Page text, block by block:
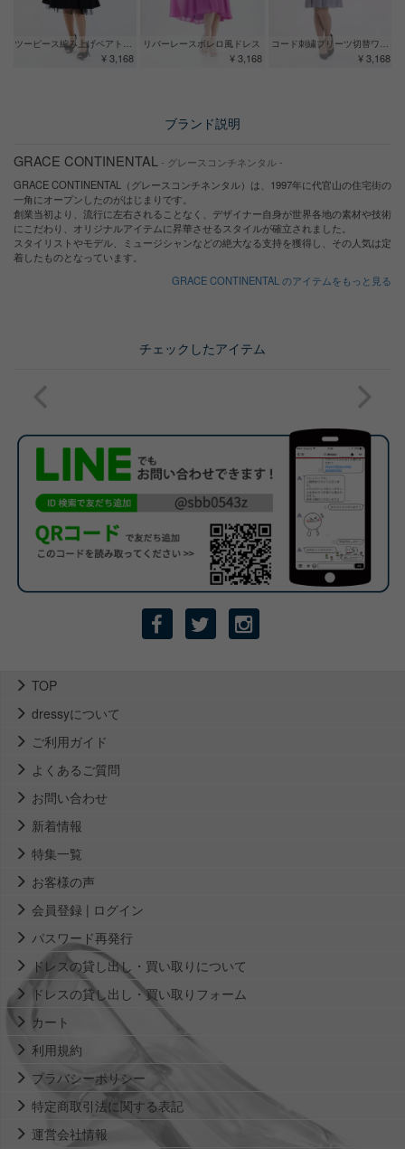
リバーレースボレロ風ドレス
¥ 3,168
コード刺繍プリーツ切替ワンピース
¥ 3,168
¥ 3,168
ブランド説明
GRACE CONTINENTAL - グレースコンチネンタル -
GRACE CONTINENTAL（グレースコンチネンタル）は、1997年に代官山の住宅街の
一角にオープンしたのがはじまりです。
創業当初より、流行に左右されることなく、デザイナー自身が世界各地の素材や技術
にこだわり、オリジナルアイテムに昇華させるスタイルが確立されました。
スタイリストやモデル、ミュージシャンなどの絶大なる支持を獲得し、その人気は定
着したものとなっています。
GRACE CONTINENTAL のアイテムをもっと見る
チェックしたアイテム
TOP
dressyについて
ご利用ガイド
よくあるご質問
お問い合わせ
新着情報
特集一覧
お客様の声
会員登録 | ログイン
パスワード再発行
ドレスの貸し出し・買い取りについて
ドレスの貸し出し・買い取りフォーム
カート
利用規約
プラバシーポリシー
特定商取引法に関する表記
運営会社情報